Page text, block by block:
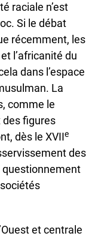
raciale n’est
Si le débat
récemment, les
l’africanité du
dans l’espace
La
comme le
des figures
dès le XVIIe
des
questionnement
et centrale